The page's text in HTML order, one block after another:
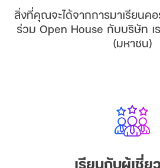
สิ่งที่คุณจะได้จากการมาเรียนค
ร่วม Open House กับบริษัท เ
(มหาชน)
เรียนกับผู้เชี่